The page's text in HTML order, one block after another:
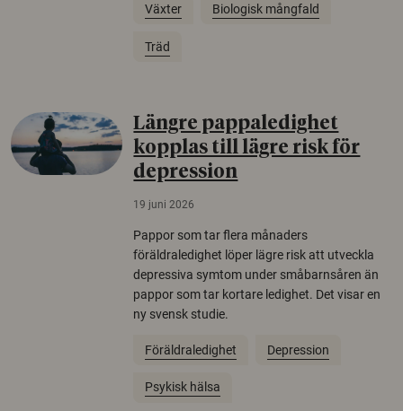
Växter Biologisk mångfald
Träd
Längre pappaledighet
kopplas till lägre risk för
depression
19 juni 2026
Pappor som tar flera månaders
föräldraledighet löper lägre risk att utveckla
depressiva symtom under småbarnsåren än
pappor som tar kortare ledighet. Det visar en
ny svensk studie.
Föräldraledighet Depression
Psykisk hälsa